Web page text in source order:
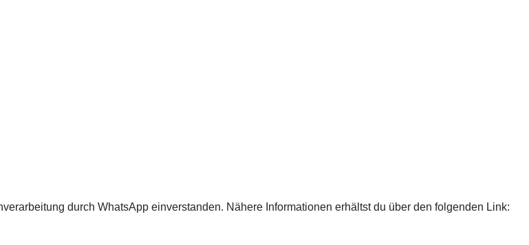
durch WhatsApp einverstanden. Nähere Informationen erhältst du über den folgenden Link: